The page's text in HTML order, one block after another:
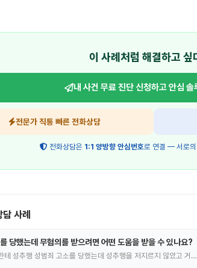
이 사례처럼 해결하고 싶
내 사건 무료 진단 신청하고안심 솔
전문가 직통 빠른 전화상담
전화상담은 1:1 양방향 안심번호로 연결 — 서로의
사례
당했는데 무혐의를 받으려면 어떤 도움을 받을 수 있나요?
테 성추행 성범죄 고소를 당했는데 성추행을 저지르지 않았고 거…